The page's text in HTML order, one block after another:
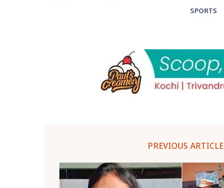
SPORTS
PREVIOUS ARTICLE